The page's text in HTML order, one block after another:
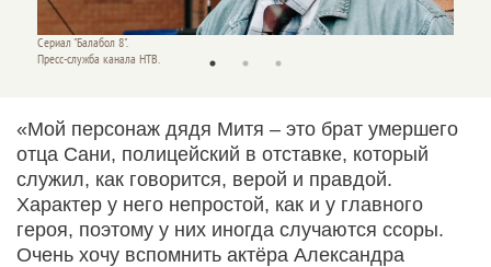
Сериал "Балабол 8".
Пресс-служба канала НТВ.
«Мой персонаж дядя Митя – это брат умершего
отца Сани, полицейский в отставке, который
служил, как говорится, верой и правдой.
Характер у него непростой, как и у главного
героя, поэтому у них иногда случаются ссоры.
Очень хочу вспомнить актёра Александра